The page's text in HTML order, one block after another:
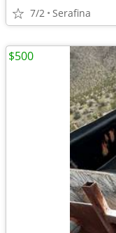
7/2 Serafina
$500